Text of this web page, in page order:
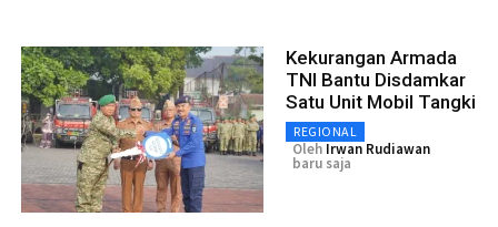
Kekurangan Armada
TNI Bantu Disdamkar
Satu Unit Mobil Tangki
REGIONAL
Oleh Irwan Rudiawan
baru saja